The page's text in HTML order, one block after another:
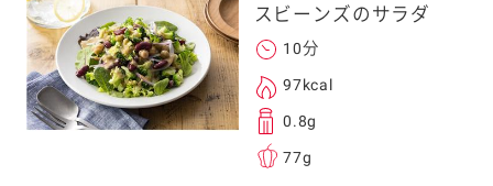
スビーンズのサラダ
10分
97kcal
0.8g
77g